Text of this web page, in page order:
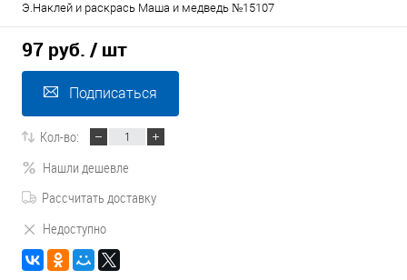
Э.Наклей и раскрась Маша и медведь №15107
97 руб. / шт
Подписаться
Кол-во:
Нашли дешевле
Рассчитать доставку
Недоступно